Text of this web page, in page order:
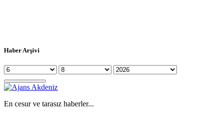
Haber Arşivi
En cesur ve tarasız haberler...